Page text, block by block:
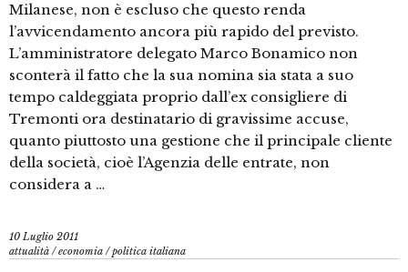
Milanese, non è escluso che questo renda
l’avvicendamento ancora più rapido del previsto.
L’amministratore delegato Marco Bonamico non
sconterà il fatto che la sua nomina sia stata a suo
tempo caldeggiata proprio dall’ex consigliere di
Tremonti ora destinatario di gravissime accuse,
quanto piuttosto una gestione che il principale cliente
della società, cioè l’Agenzia delle entrate, non
considera a …
10 Luglio 2011
attualità /economia /politica italiana